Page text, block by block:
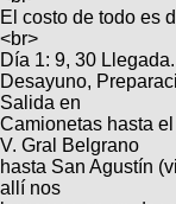
Bicicletas
Viajes
Descenso
Dirt
BMX
Buscar
Ultimos
Fotos
Categorias
Bicicletas
Bicicletas
Tandem
Freerider
Videos
Cicloturismo
Salidas
Usuarios
El costo de todo es
<br>
Día 1: 9, 30
Desayuno,
Salida en
Camionetas hasta
V. Gral Belgrano
hasta San Agustín
allí nos